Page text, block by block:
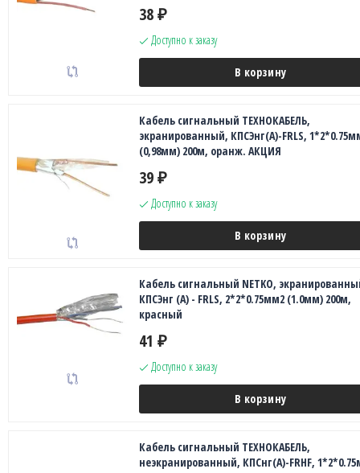
38 ₽
Доступно к заказу
В корзину
Кабель сигнальный ТЕХНОКАБЕЛЬ,
экранированный, КПСЭнг(А)-FRLS,
(0,98мм) 200м, оранж. АКЦИЯ
39 ₽
Доступно к заказу
В корзину
Кабель сигнальный NETKO,
КПСЭнг (А) - FRLS, 2*2*0.75мм2 (1.0мм) 200м,
красный
41 ₽
Доступно к заказу
В корзину
Кабель сигнальный ТЕХНОКАБЕЛЬ,
неэкранированный, КПСнг(А)-FRHF,